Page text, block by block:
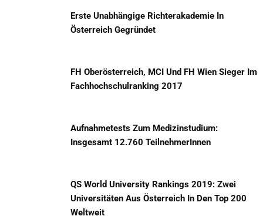
Erste Unabhängige Richterakademie In
Österreich Gegründet
FH Oberösterreich, MCI Und FH Wien Sieger Im
Fachhochschulranking 2017
Aufnahmetests Zum Medizinstudium:
Insgesamt 12.760 TeilnehmerInnen
QS World University Rankings 2019: Zwei
Universitäten Aus Österreich In Den Top 200
Weltweit